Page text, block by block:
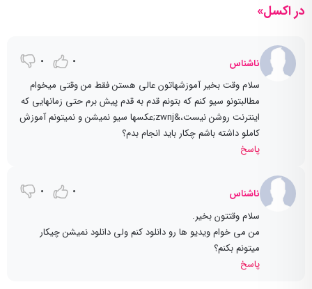
در اکسل»
ناشناس 0
0
سلام وقت بخیر آموزشهاتون عالی هستن فقط من وقتی میخوام
مطالبتونو سیو کنم که بتونم قدم به قدم پیش برم حتی زمانهایی که
اینترنت روشن نیست،&zwnj;عکسها سیو نمیشن و نمیتونم آموزش
کاملو داشته باشم چکار باید انجام بدم؟
پاسخ
ناشناس 0
0
سلام وقتتون بخیر.
من می خوام ویدیو ها رو دانلود کنم ولی دانلود نمیشن چیکار
میتونم بکنم؟
پاسخ